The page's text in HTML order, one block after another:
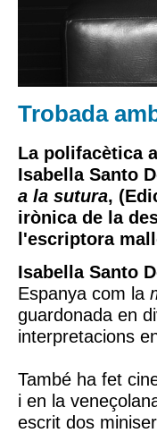
Trobada
La polifacètica
Isabella Santo
a la sutura,
irònica de la
l'escriptora
Isabella Santo
Espanya com la
guardonada en
interpretacions
També ha fet
i en la
escrit dos